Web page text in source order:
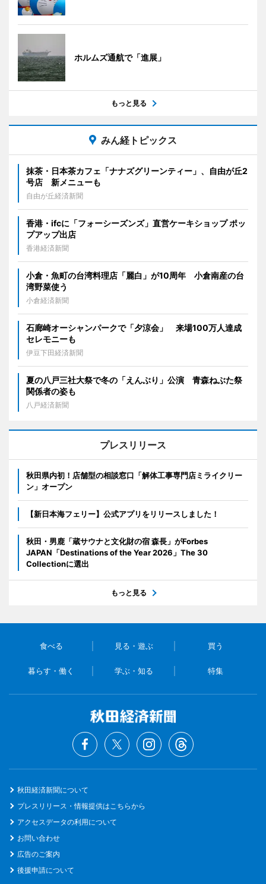
ホルムズ通航で「進展」
もっと見る
みん経トピックス
抹茶・日本茶カフェ「ナナズグリーンティー」、自由が丘2
号店 新メニューも
自由が丘経済新聞
香港・ifcに「フォーシーズンズ」直営ケーキショップ ポッ
プアップ出店
香港経済新聞
小倉・魚町の台湾料理店「麗白」が10周年 小倉南産の台
湾野菜使う
小倉経済新聞
石廊崎オーシャンパークで「夕涼会」 来場100万人達成
セレモニーも
伊豆下田経済新聞
夏の八戸三社大祭で冬の「えんぶり」公演 青森ねぶた祭
関係者の姿も
八戸経済新聞
プレスリリース
秋田県内初！店舗型の相談窓口「解体工事専門店ミライクリー
ン」オープン
【新日本海フェリー】公式アプリをリリースしました！
秋田・男鹿「蔵サウナと文化財の宿 森長」がForbes
JAPAN「Destinations of the Year 2026」The 30
Collectionに選出
もっと見る
食べる 見る・遊ぶ 買う
暮らす・働く 学ぶ・知る 特集
秋田経済新聞について
プレスリリース・情報提供はこちらから
アクセスデータの利用について
お問い合わせ
広告のご案内
後援申請について